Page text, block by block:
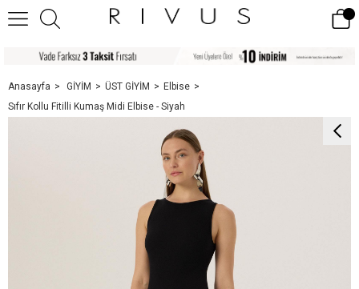
Anasayfa GİYİM ÜST GİYİM
Elbise
Sıfır Kollu Fitilli Kumaş Midi Elbise - Siyah